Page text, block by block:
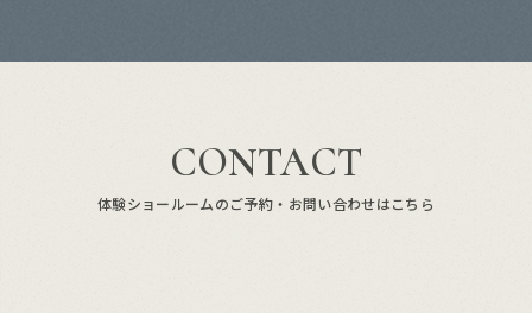
CONTACT
体験ショールームのご予約・お問い合わせはこちら